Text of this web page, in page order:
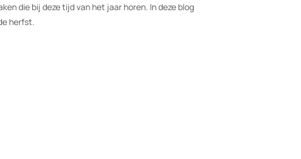
die bij deze tijd van het jaar horen. In deze blog
herfst.